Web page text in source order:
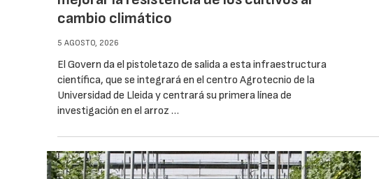
cambio climático
5 AGOSTO, 2026
El Govern da el pistoletazo de salida a esta infraestructura
científica, que se integrará en el centro Agrotecnio de la
Universidad de Lleida y centrará su primera línea de
investigación en el arroz …